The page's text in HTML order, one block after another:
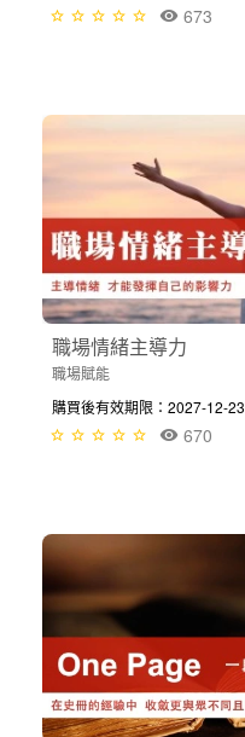
673
職場情緒主導力
職場賦能
購買後有效期限：2027-12-23
670